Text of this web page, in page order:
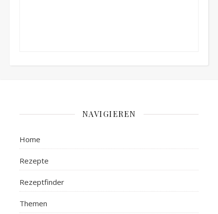
NAVIGIEREN
Home
Rezepte
Rezeptfinder
Themen